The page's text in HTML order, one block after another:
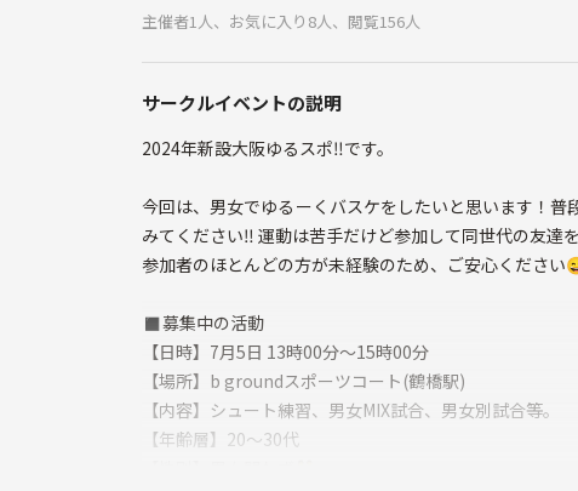
主催者1人、お気に入り8人、閲覧156人
サークルイベントの説明
2024年新設大阪ゆるスポ‼️です。
今回は、男女でゆるーくバスケをしたいと思います！
みてください‼️ 運動は苦手だけど参加して同世代の友達
参加者のほとんどの方が未経験のため、ご安心ください
◼︎募集中の活動
【日時】7月5日 13時00分〜15時00分
【場所】b groundスポーツコート(鶴橋駅)
【内容】シュート練習、男女MIX試合、男女別試合等。
【年齢層】20〜30代